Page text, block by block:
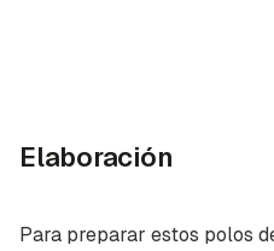
Elaboración
Para preparar estos polos